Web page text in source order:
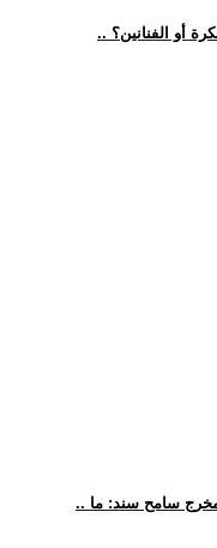
أو الفنانين؟
سامح سند: ما